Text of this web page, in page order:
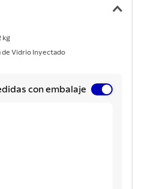
kg
de Vidrio Inyectado
con embalaje